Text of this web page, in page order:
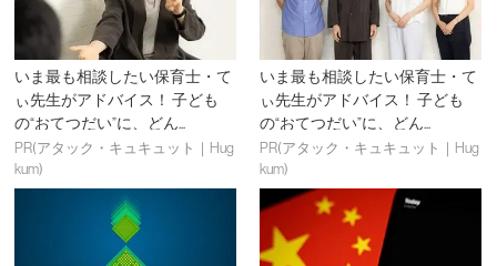
いま最も相談したい保育士・て
ぃ先生がアドバイス！ 子ども
の“おてつだい”に、どん...
PR(アタック・キュキュット｜Hug
kum)
いま最も相談したい保育士・て
ぃ先生がアドバイス！ 子ども
の“おてつだい”に、どん...
PR(アタック・キュキュット｜Hug
kum)